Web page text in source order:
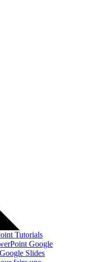
Tutorials
Google
Slides